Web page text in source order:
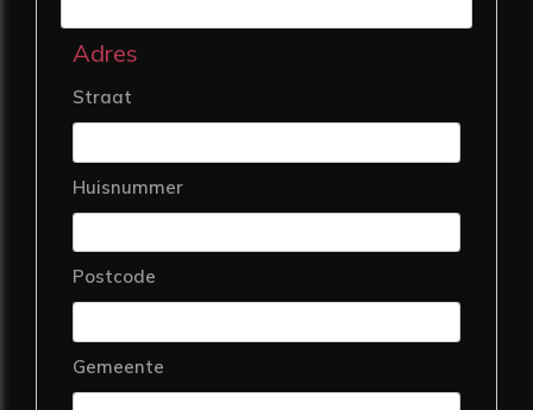
Adres
Straat
Huisnummer
Postcode
Gemeente